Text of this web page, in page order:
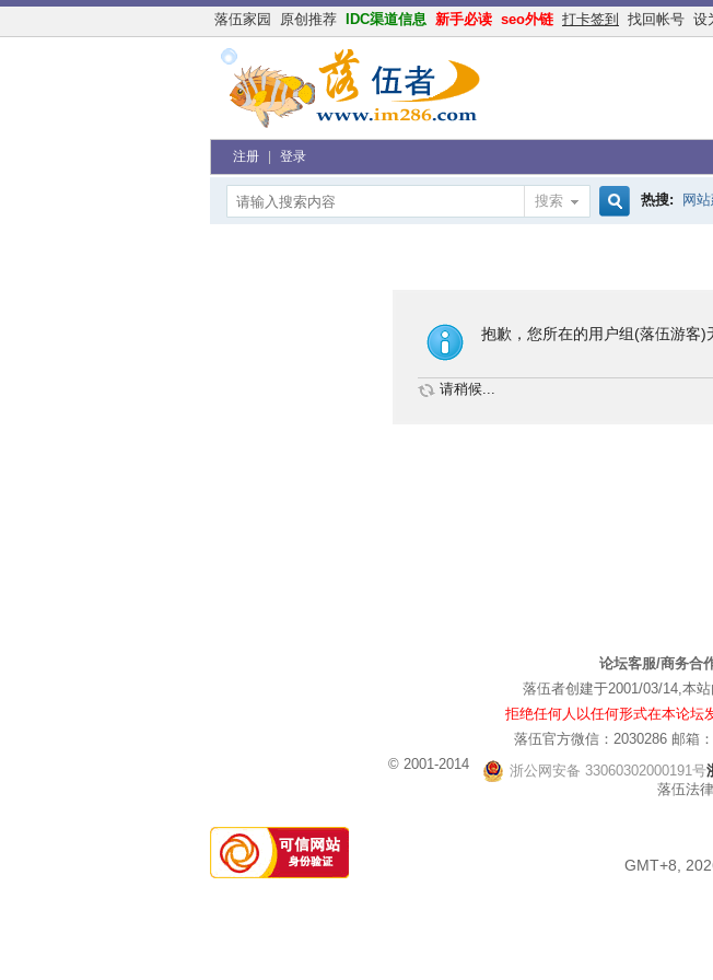
落伍家园 原创推荐 IDC渠道信息 新手必读 seo外链 打卡签到 找回帐号 设
注册 登录
搜索
索
热搜: 网
抱歉，您所在的用户组(落伍游客)
请稍候...
论坛客服/商务合
落伍者创建于2001/03/14,本
拒绝任何人以任何形式在本论坛
落伍官方微信：2030286 邮箱
© 2001-2014
浙公网安备 33060302000191号
落伍法律
GMT+8,